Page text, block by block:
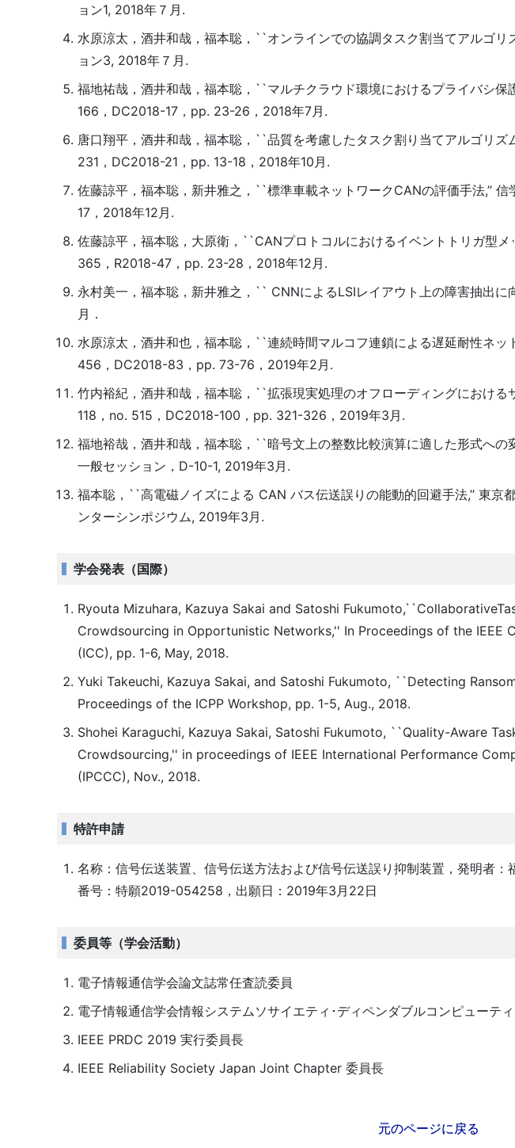
ョン1, 2018年７月.
水原涼太，酒井和哉，福本聡，``オンラインでの協調タスク割当てアルゴリ
ョン3, 2018年７月.
福地祐哉，酒井和哉，福本聡，``マルチクラウド環境におけるプライバシ保
166，DC2018-17，pp. 23-26，2018年7月.
唐口翔平，酒井和哉，福本聡，``品質を考慮したタスク割り当てアルゴリズ
231，DC2018-21，pp. 13-18，2018年10月.
佐藤諒平，福本聡，新井雅之，``標準車載ネットワークCANの評価手法,’’
17，2018年12月.
佐藤諒平，福本聡，大原衛，``CANプロトコルにおけるイベントトリガ型メ
365，R2018-47，pp. 23-28，2018年12月.
永村美一，福本聡，新井雅之，`` CNNによるLSIレイアウト上の障害抽出に
月．
水原涼太，酒井和也，福本聡，``連続時間マルコフ連鎖による遅延耐性ネッ
456，DC2018-83，pp. 73-76，2019年2月.
竹内裕紀，酒井和哉，福本聡，``拡張現実処理のオフローディングにおける
118，no. 515，DC2018-100，pp. 321-326，2019年3月.
福地裕哉，酒井和哉，福本聡，``暗号文上の整数比較演算に適した形式への
一般セッション，D-10-1, 2019年3月.
福本聡，``高電磁ノイズによる CAN バス伝送誤りの能動的回避手法,’’ 東京
ンターシンポジウム, 2019年3月.
学会発表（国際）
Ryouta Mizuhara, Kazuya Sakai and Satoshi
Crowdsourcing in Opportunistic Networks,'' In Proceedings of the IEEE
(ICC), pp. 1-6, May, 2018.
Yuki Takeuchi, Kazuya Sakai, and Satoshi Fukumoto, ``Detecting
Proceedings of the ICPP Workshop, pp. 1-5, Aug., 2018.
Shohei Karaguchi, Kazuya Sakai, Satoshi Fukumoto, ``Quality-Aware
Crowdsourcing,'' in proceedings of IEEE International Performance
(IPCCC), Nov., 2018.
特許申請
名称：信号伝送装置、信号伝送方法および信号伝送誤り抑制装置，発明者
番号：特願2019-054258，出願日：2019年3月22日
委員等（学会活動）
電子情報通信学会論文誌常任査読委員
電子情報通信学会情報システムソサイエティ･ディペンダブルコンピューテ
IEEE PRDC 2019 実行委員長
IEEE Reliability Society Japan Joint Chapter 委員長
元のページに戻る